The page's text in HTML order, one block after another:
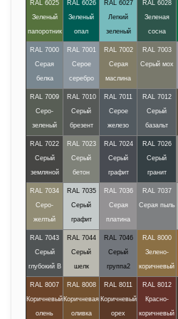
RAL 6025
Зеленый
папоротник
RAL 6026
Зеленый
опал
RAL 6027
Легкий
зеленый
RAL 6028
Зеленая
сосна
RAL 7000
Серая
белка
RAL 7001
Серое
серебро
RAL 7002
Серая
маслина
RAL 7003
Серый мох
RAL 7009
Серо-
зеленый
RAL 7010
Серый
брезент
RAL 7011
Серое
железо
RAL 7012
Серый
базальт
RAL 7022
Серый
земляной
RAL 7023
Серый
бетон
RAL 7024
Серый
графит
RAL 7026
Серый
гранит
RAL 7034
Серо-
желтый
RAL 7035
Серый
графит
RAL 7036
Серая
платина
RAL 7037
Серая пыль
RAL 7043
Серый
глубокий В
RAL 7044
Серый
шелк
RAL 7046
Серый
группа2
RAL 8000
Зелено-
коричневый
RAL 8007
Коричневый
олень
RAL 8008
Коричневая
оливка
RAL 8011
Коричневый
орех
RAL 8012
Красно-
коричневый